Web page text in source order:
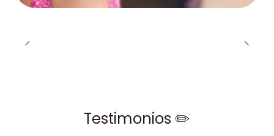
Testimonios ✏️